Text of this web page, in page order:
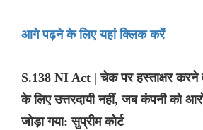
आगे पढ़ने के लिए यहां क्लिक करें
S.138 NI Act | चेक पर हस्ताक्षर करने
के लिए उत्तरदायी नहीं, जब कंपनी को
जोड़ा गया: सुप्रीम कोर्ट